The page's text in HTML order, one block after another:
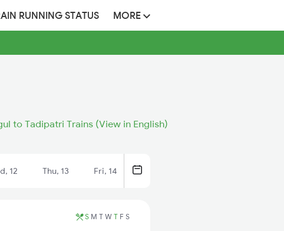
RUNNING STATUS MORE
to Tadipatri Trains (View in English)
12 Thu, 13 Fri, 14
S M T W T F S